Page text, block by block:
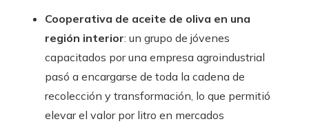
Cooperativa de aceite de oliva en una
región interior: un grupo de jóvenes
capacitados por una empresa agroindustrial
pasó a encargarse de toda la cadena de
recolección y transformación, lo que permitió
elevar el valor por litro en mercados